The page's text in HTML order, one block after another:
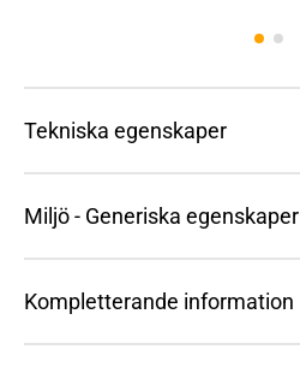
Tekniska egenskaper
Miljö - Generiska egenskaper
Kompletterande information